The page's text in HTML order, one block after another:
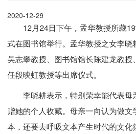
2020-12-29
12月24日下午，孟华教授所藏
式在图书馆举行。孟华教授之女李晓
吴志攀教授、图书馆馆长陈建龙教授
任段映虹教授等出席仪式。
李晓耕表示，特别荣幸能代表
赠她的个人收藏。母亲一向认为做
本，还要去呼吸文本产生时代的文